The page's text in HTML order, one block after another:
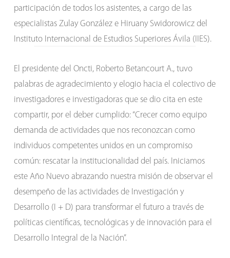
participación de todos los asistentes, a cargo de las
especialistas Zulay González e Hiruany Swidorowicz del
Instituto Internacional de Estudios Superiores Ávila (IIES).
El presidente del Oncti, Roberto Betancourt A., tuvo
palabras de agradecimiento y elogio hacia el colectivo de
investigadores e investigadoras que se dio cita en este
compartir, por el deber cumplido: “Crecer como equipo
demanda de actividades que nos reconozcan como
individuos competentes unidos en un compromiso
común: rescatar la institucionalidad del país. Iniciamos
este Año Nuevo abrazando nuestra misión de observar el
desempeño de las actividades de Investigación y
Desarrollo (I + D) para transformar el futuro a través de
políticas científicas, tecnológicas y de innovación para el
Desarrollo Integral de la Nación”.